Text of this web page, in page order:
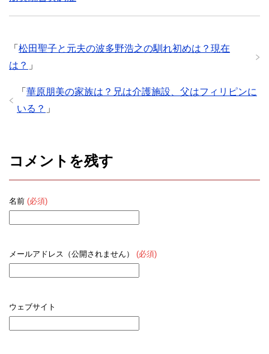
「 松田聖子と元夫の波多野浩之の馴れ初めは？現在
は？ 」
「 華原朋美の家族は？兄は介護施設、父はフィリピンに
いる？ 」
コメントを残す
名前 (必須)
メールアドレス（公開されません） (必須)
ウェブサイト